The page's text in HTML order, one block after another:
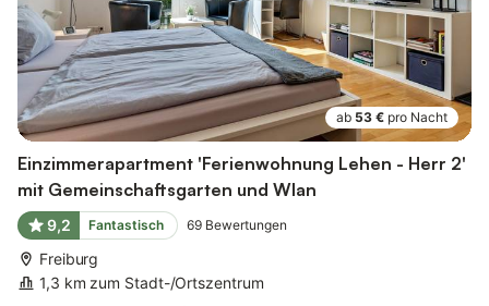
ab 53 € pro Nacht
Einzimmerapartment 'Ferienwohnung Lehen - Herr 2'
mit Gemeinschaftsgarten und Wlan
9,2 Fantastisch 69 Bewertungen
Freiburg
1,3 km zum Stadt-/Ortszentrum